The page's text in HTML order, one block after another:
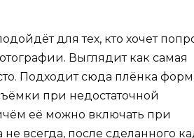
для тех, кто хочет
Выглядит как самая
Подходит сюда плёнка
при недостаточной
её можно включать при
всегда, после сделанного